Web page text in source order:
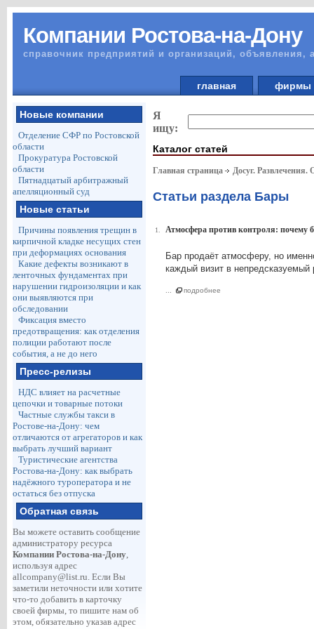
Компании Ростова-на-Дону
справочник предприятий и организаций, объявления,
главная
Новые компании
Отделение СФР по Ростовской
области
Прокуратура Ростовской
области
Пятнадцатый арбитражный
апелляционный суд
Новые статьи
Причины появления трещин в
кирпичной кладке несущих стен
при деформациях основания
Какие дефекты возникают в
ленточных фундаментах при
нарушении гидроизоляции и как
они выявляются при
обследовании
Фиксация вместо
предотвращения: как отделения
полиции работают после
события, а не до него
Пресс-релизы
НДС влияет на расчетные
цепочки и товарные потоки
Частные службы такси в
Ростове-на-Дону: чем
отличаются от агрегаторов и как
выбрать лучший вариант
Туристические агентства
Ростова-на-Дону: как выбрать
надёжного туроператора и не
остаться без отпуска
Обратная связь
Вы можете оставить сообщение
администратору ресурса
Компании Ростова-на-Дону,
используя адрес
allcompany@list.ru. Если Вы
заметили неточности или хотите
что-то добавить в карточку
своей фирмы, то пишите нам об
этом, обязательно указав адрес
Я
ищу:
Каталог статей
Главная страница Досуг. Развлечения.
Статьи раздела Бары
1. Атмосфера против контроля: почему
Бар продаёт атмосферу, но
каждый визит в непредсказуемый
подробнее